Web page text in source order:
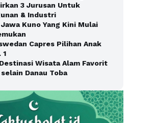
3 Jurusan Untuk
& Industri
Kuno Yang Kini Mulai
Capres Pilihan Anak
1
Wisata Alam Favorit
Danau Toba